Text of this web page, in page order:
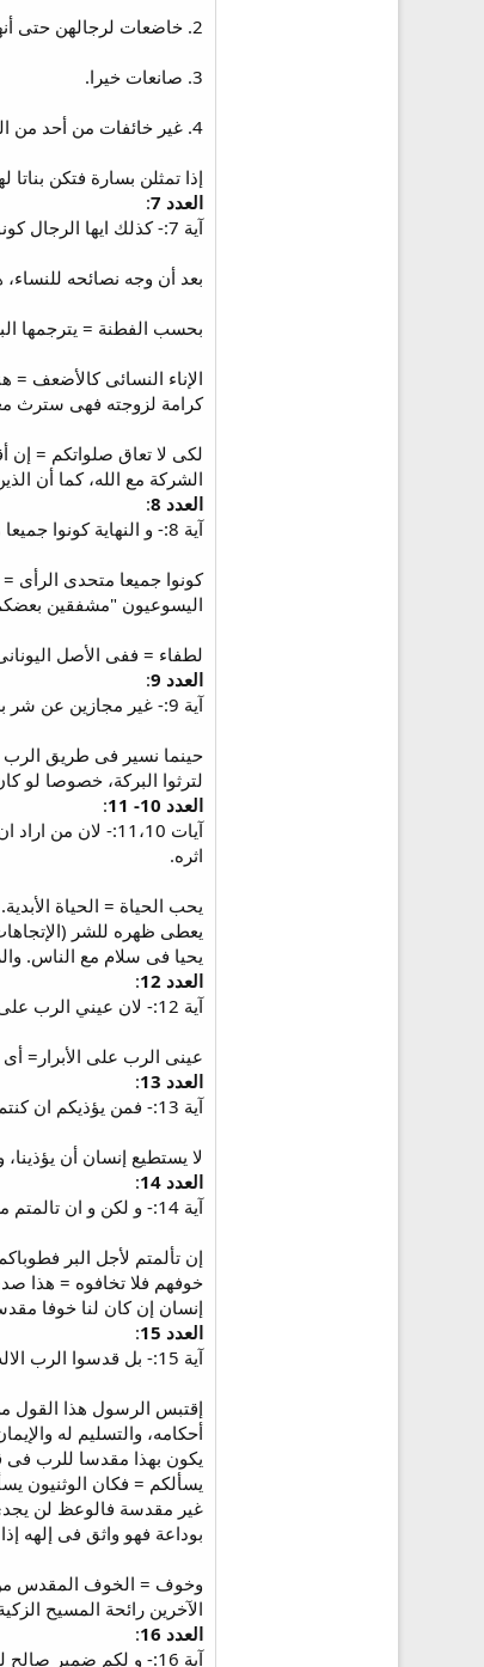
2. خاضعات لرجالهن حتى أنها كانت تقول له سيدها.
3. صانعات خيرا.
4. غير خائفات من أحد من البشر أو حتى الشياطين، بل فى حب المسيح والناس.
إذا تمثلن بسارة فتكن
العدد 7
:
آية 7:- كذلك ايها الرجال كونوا ساكنين بحسب الفطنة مع الاناء النسائي كالاضعف معطين اياهن كرامة كالوارثات ايضا معكم نعمة الحياة لكي لا تعاق صلواتكم.
بعد أن وجه نصائحه للنساء،
بحسب الفطنة = يترجمها
الإناء النسائى كالأضعف
كرامة لزوجته فهى سترث
لكى لا تعاق صلواتكم = إن
الشركة مع الله، كما أن
العدد 8
:
آية 8:- و النهاية كونوا جميعا متحدي الراي بحس واحد ذوي محبة اخوية مشفقين لطفاء.
كونوا جميعا متحدى الرأى
اليسوعيون "مشفقين بعضكم على بعض". (رو 15:12) +
لطفاء = ففى الأصل
العدد 9
:
آية 9:- غير مجازين عن شر بشر او عن شتيمة بشتيمة بل بالعكس مباركين عالمين انكم لهذا دعيتم لكي ترثوا بركة.
حينما نسير فى طريق الرب
لترثوا البركة، خصوصا لو كان
العدد 10- 11
:
آيات 11،10:-
اثره.
يحب الحياة = الحياة
يعطى ظهره للشر
يحيا فى سلام مع الناس. والرسول هنا
العدد 12
:
آية 12:- لان عيني الرب على الابرار و اذنيه الى طلبتهم و لكن وجه الرب ضد فاعلي الشر.
عينى الرب على الأبرار=
العدد 13
:
آية 13:- فمن يؤذيكم ان كنتم متمثلين بالخير.
لا يستطيع إنسان أن
العدد 14
:
آية 14:- و لكن و ان تالمتم من اجل البر فطوباكم و اما خوفهم فلا تخافوه و لا تضطربوا.
إن تألمتم لأجل البر
إنسان إن كان لنا خوفا مقدسا
العدد 15
:
آية 15:- بل قدسوا الرب الاله في قلوبكم مستعدين دائما لمجاوبة كل من يسالكم عن سبب الرجاء الذي فيكم بوداعة و خوف.
أحكامه، والتسليم له
يكون بهذا مقدسا للرب فى
يسألكم = فكان الوثنيون
غير مقدسة فالوعظ لن يجدى
بوداعة فهو واثق فى إلهه
وخوف = الخوف المقدس من
الآخرين رائحة المسيح
العدد 16
:
آية 16:- و لكم ضمير صالح لكي يكون الذين يشتمون سيرتكم الصالحة في المسيح يخزون في ما يفترون عليكم كفاعلي شر.